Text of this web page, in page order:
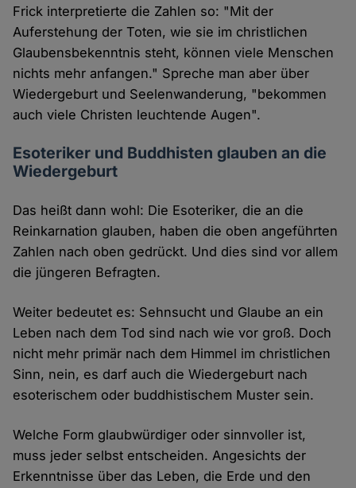
Frick interpretierte die Zahlen so: "Mit der
Auferstehung der Toten, wie sie im christlichen
Glaubensbekenntnis steht, können viele Menschen
nichts mehr anfangen." Spreche man aber über
Wiedergeburt und Seelenwanderung, "bekommen
auch viele Christen leuchtende Augen".
Esoteriker und Buddhisten glauben an die
Wiedergeburt
Das heißt dann wohl: Die Esoteriker, die an die
Reinkarnation glauben, haben die oben angeführten
Zahlen nach oben gedrückt. Und dies sind vor allem
die jüngeren Befragten.
Weiter bedeutet es: Sehnsucht und Glaube an ein
Leben nach dem Tod sind nach wie vor groß. Doch
nicht mehr primär nach dem Himmel im christlichen
Sinn, nein, es darf auch die Wiedergeburt nach
esoterischem oder buddhistischem Muster sein.
Welche Form glaubwürdiger oder sinnvoller ist,
muss jeder selbst entscheiden. Angesichts der
Erkenntnisse über das Leben, die Erde und den